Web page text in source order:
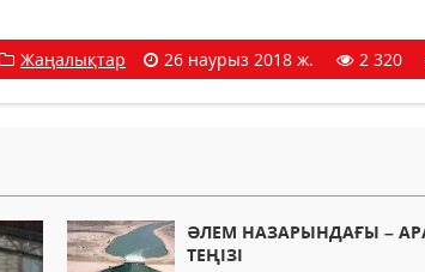
Жаңалықтар 26 наурыз 2018 ж. 2 320
ӘЛЕМ НАЗАРЫНДАҒЫ –
ТЕҢІЗІ